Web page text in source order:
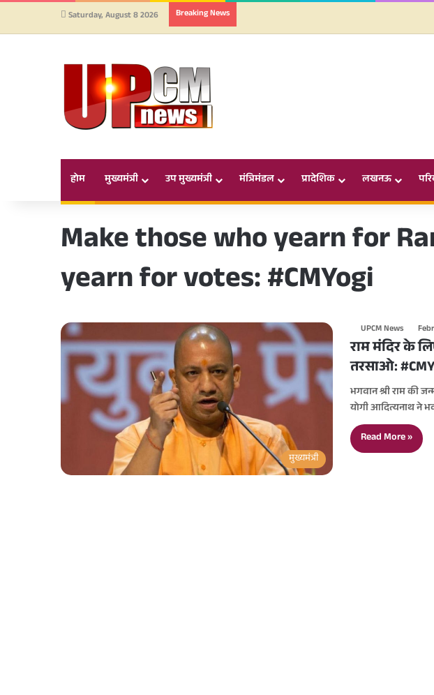
Saturday, August 8 2026 Breaking News
होम मुख्यमंत्री उप मुख्यमंत्री मंत्रिमंडल प्रादेशिक लखनऊ
Make those who yearn for
yearn for votes: #CMYogi
मुख्यमंत्री
UPCM News
राम मंदिर के
तरसाओ:
भगवान श्री राम की
योगी आदित्यनाथ ने
Read More »